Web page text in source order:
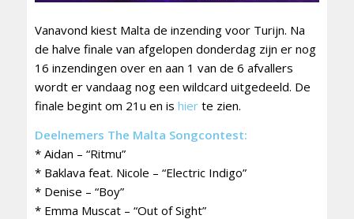
Vanavond kiest Malta de inzending voor Turijn. Na
de halve finale van afgelopen donderdag zijn er nog
16 inzendingen over en aan 1 van de 6 afvallers
wordt er vandaag nog een wildcard uitgedeeld. De
finale begint om 21u en is hierte zien.
Deelnemers The Malta Songcontest:
* Aidan – “Ritmu”
* Baklava feat. Nicole – “Electric Indigo”
* Denise – “Boy”
* Emma Muscat – “Out of Sight”